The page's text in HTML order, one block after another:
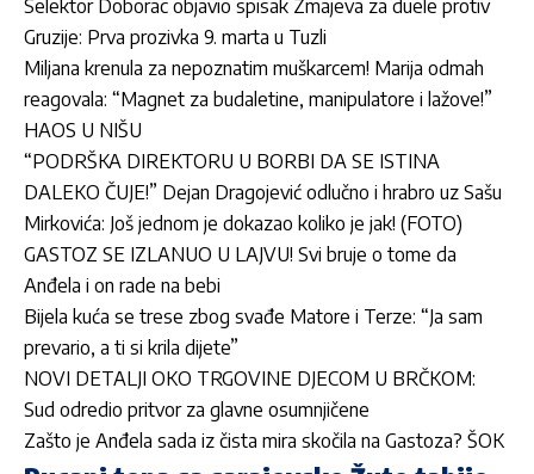
Selektor Doborac objavio spisak Zmajeva za duele protiv
Gruzije: Prva prozivka 9. marta u Tuzli
Miljana krenula za nepoznatim muškarcem! Marija odmah
reagovala: “Magnet za budaletine, manipulatore i lažove!”
HAOS U NIŠU
“PODRŠKA DIREKTORU U BORBI DA SE ISTINA
DALEKO ČUJE!” Dejan Dragojević odlučno i hrabro uz Sašu
Mirkovića: Još jednom je dokazao koliko je jak! (FOTO)
GASTOZ SE IZLANUO U LAJVU! Svi bruje o tome da
Anđela i on rade na bebi
Bijela kuća se trese zbog svađe Matore i Terze: “Ja sam
prevario, a ti si krila dijete”
NOVI DETALJI OKO TRGOVINE DJECOM U BRČKOM:
Sud odredio pritvor za glavne osumnjičene
Zašto je Anđela sada iz čista mira skočila na Gastoza? ŠOK